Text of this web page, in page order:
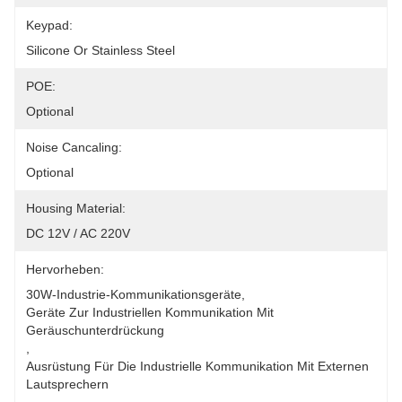
Keypad:
Silicone Or Stainless Steel
POE:
Optional
Noise Cancaling:
Optional
Housing Material:
DC 12V / AC 220V
Hervorheben:
30W-Industrie-Kommunikationsgeräte
Geräte Zur Industriellen Kommunikation Mit
Geräuschunterdrückung
Ausrüstung Für Die Industrielle Kommunikation Mit Externen
Lautsprechern